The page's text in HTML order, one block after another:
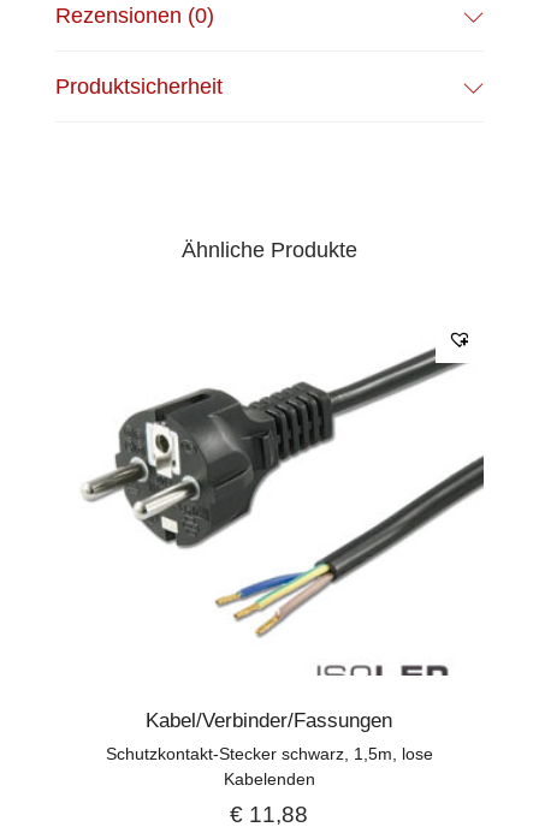
Rezensionen (0)
Produktsicherheit
Ähnliche Produkte
Kabel/Verbinder/Fassungen
Schutzkontakt-Stecker schwarz, 1,5m, lose
Kabelenden
€ 11,88